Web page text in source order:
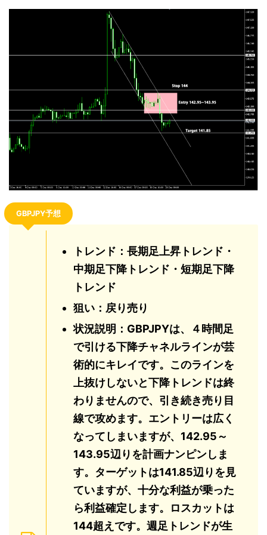
GBPJPY予想
トレンド：長期足上昇トレンド・
中期足下降トレンド・短期足下降
トレンド
狙い：戻り売り
状況説明：GBPJPYは、４時間足
で引ける下降チャネルラインが芸
術的にキレイです。このラインを
上抜けしないと下降トレンドは終
わりませんので、引き続き売り目
線で攻めます。エントリーは広く
なってしまいますが、142.95～
143.95辺りを計画ナンピンしま
す。ターゲットは141.85辺りを見
ていますが、十分な利益が乗った
ら利益確定します。ロスカットは
144超えです。週足トレンドが生